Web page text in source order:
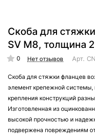
Скоба для
SV М8, толщина
0 Нет отзывов Арт.
Скоба для стяжки фланцев
элемент крепежной
крепления конструкций
Изготовленная из
высокой прочностью и
подвержена повреждениям